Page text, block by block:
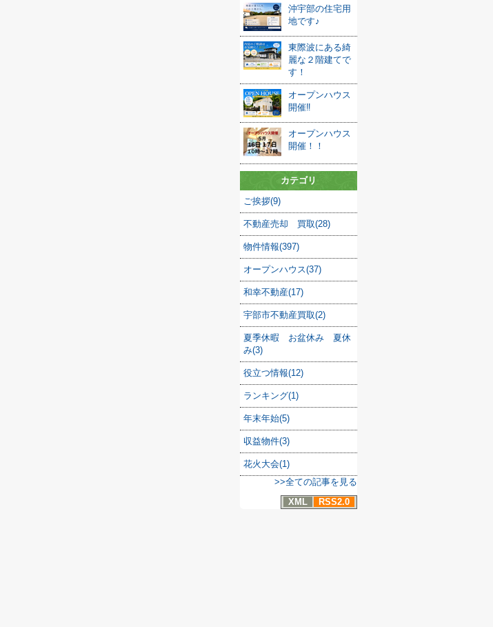
沖宇部の住宅用
地です♪
東際波にある綺
麗な２階建てで
す！
オープンハウス
開催‼
オープンハウス
開催！！
カテゴリ
ご挨拶(9)
不動産売却 買取(28)
物件情報(397)
オープンハウス(37)
和幸不動産(17)
宇部市不動産買取(2)
夏季休暇 お盆休み 夏休
み(3)
役立つ情報(12)
ランキング(1)
年末年始(5)
収益物件(3)
花火大会(1)
>>全ての記事を見る
XML
RSS2.0